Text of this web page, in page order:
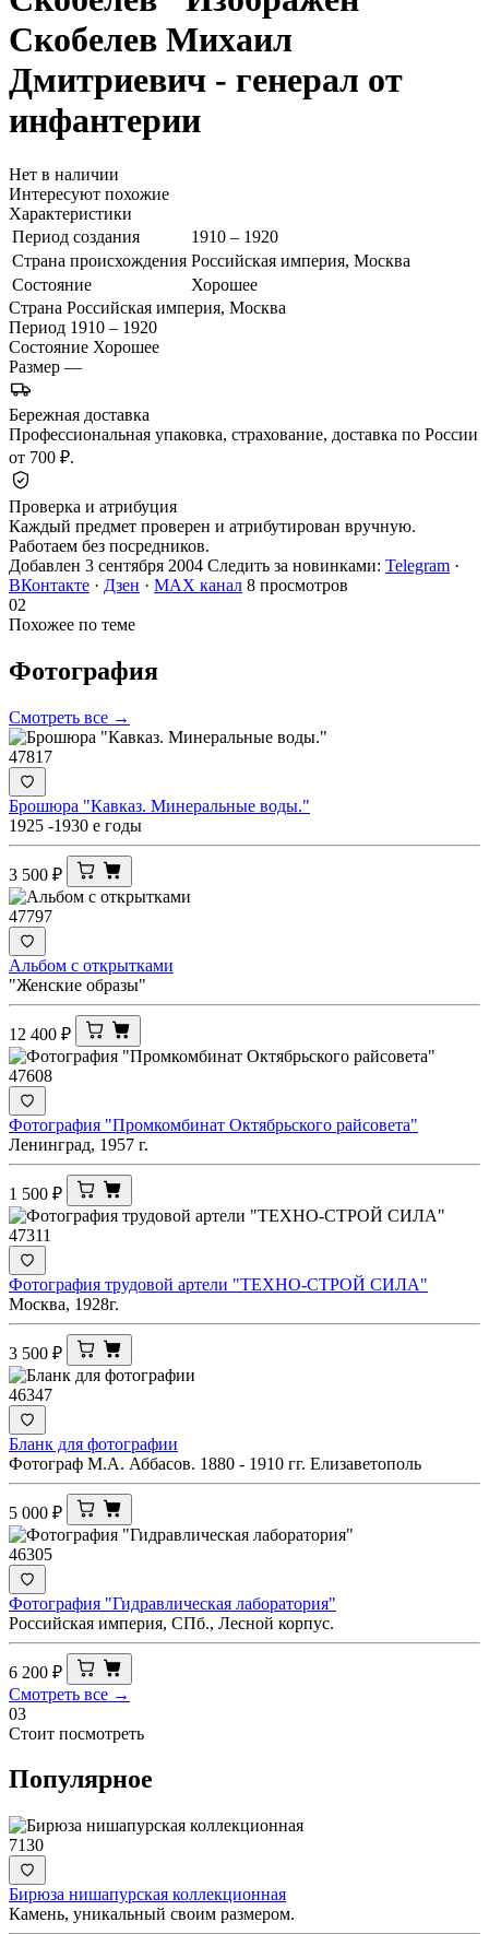
Скобелев Михаил
Дмитриевич - генерал от
инфантерии
Нет в наличии
Интересуют похожие
Характеристики
Период создания
1910 – 1920
Страна происхождения Российская империя, Москва
Состояние
Хорошее
Страна Российская империя, Москва
Период 1910 – 1920
Состояние Хорошее
Размер —
Бережная доставка
Профессиональная упаковка, страхование, доставка по России
от 700 ₽.
Проверка и атрибуция
Каждый предмет проверен и атрибутирован вручную.
Работаем без посредников.
Добавлен 3 сентября 2004 Следить за новинками: Telegram ·
ВКонтакте · Дзен · MAX канал 8 просмотров
02
Похожее по теме
Фотография
Смотреть все →
47817
Брошюра "Кавказ. Минеральные воды."
1925 -1930 е годы
3 500 ₽
47797
Альбом с открытками
"Женские образы"
12 400 ₽
47608
Фотография "Промкомбинат Октябрьского райсовета"
Ленинград, 1957 г.
1 500 ₽
47311
Фотография трудовой артели "ТЕХНО-СТРОЙ СИЛА"
Москва, 1928г.
3 500 ₽
46347
Бланк для фотографии
Фотограф М.А. Аббасов. 1880 - 1910 гг. Елизаветополь
5 000 ₽
46305
Фотография "Гидравлическая лаборатория"
Российская империя, СПб., Лесной корпус.
6 200 ₽
Смотреть все →
03
Стоит посмотреть
Популярное
7130
Бирюза нишапурская коллекционная
Камень, уникальный своим размером.